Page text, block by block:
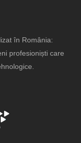
în România:
profesioniști care